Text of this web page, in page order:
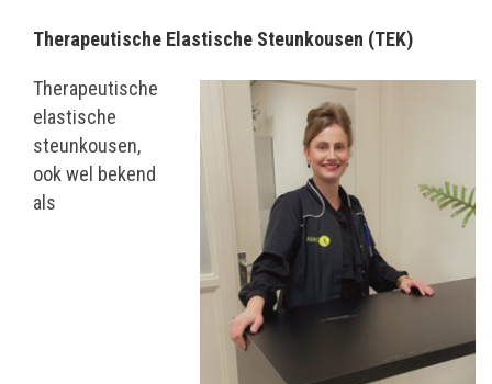
Therapeutische Elastische Steunkousen (TEK)
Therapeutische
elastische
steunkousen,
ook wel bekend
als